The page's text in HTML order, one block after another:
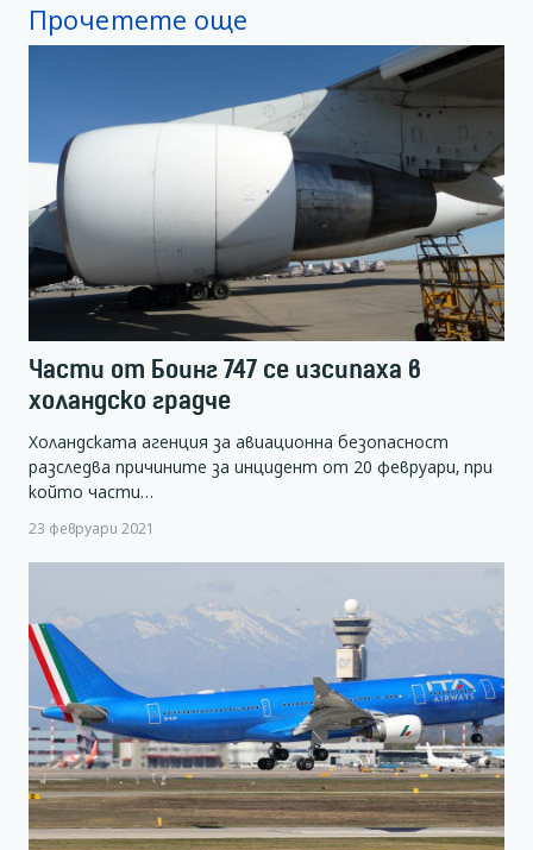
Прочетете още
Части от Боинг 747 се изсипаха в
холандско градче
Холандската агенция за авиационна безопасност
разследва причините за инцидент от 20 февруари, при
който части…
23 февруари 2021